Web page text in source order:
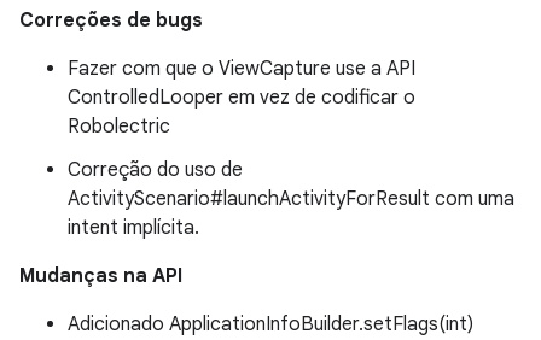
Correções de bugs
Fazer com que o ViewCapture use a API
ControlledLooper em vez de codificar o
Robolectric
Correção do uso de
ActivityScenario#launchActivityForResult com uma
intent implícita.
Mudanças na API
Adicionado ApplicationInfoBuilder.setFlags(int)